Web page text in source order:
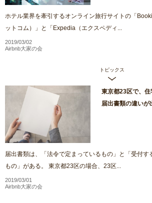
ホテル業界を牽引するオンライン旅行サイトの「
ットコム）」と「Expedia（エクスペディ...
2019/03/02
Airbnb大家の会
トピックス
東京都23区で、
届出書類の違い
届出書類は、「法令で定まっているもの」と「受付す
もの」がある。 東京都23区の場合、23区...
2019/03/01
Airbnb大家の会